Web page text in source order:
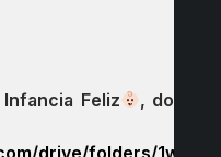
Feliz
, donde
drive/folders/